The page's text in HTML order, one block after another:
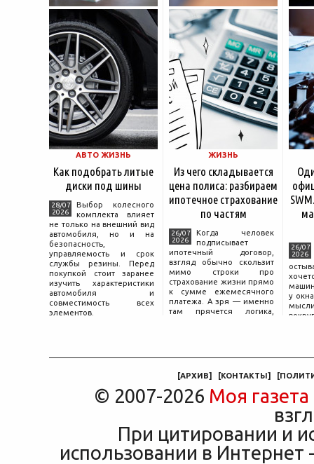
АВТО ЖИЗНЬ
Как подобрать литые
диски под шины
28/07
2026
Выбор колесного
комплекта влияет
не только на внешний вид
автомобиля, но и на
безопасность,
управляемость и срок
службы резины. Перед
покупкой стоит заранее
изучить характеристики
автомобиля и
совместимость всех
элементов.
ЖИЗНЬ
Из чего складывается
цена полиса: разбираем
ипотечное страхование
по частям
26/07
2026
Когда человек
подписывает
ипотечный договор,
взгляд обычно скользит
мимо строки про
страхование жизни прямо
к сумме ежемесячного
платежа. А зря — именно
там прячется логика,
26/07
2026
у
мысли
[АРХИВ] [КОНТАКТЫ] [
© 2007-2026 Моя газета
При цитировании и
использовании в Интернет